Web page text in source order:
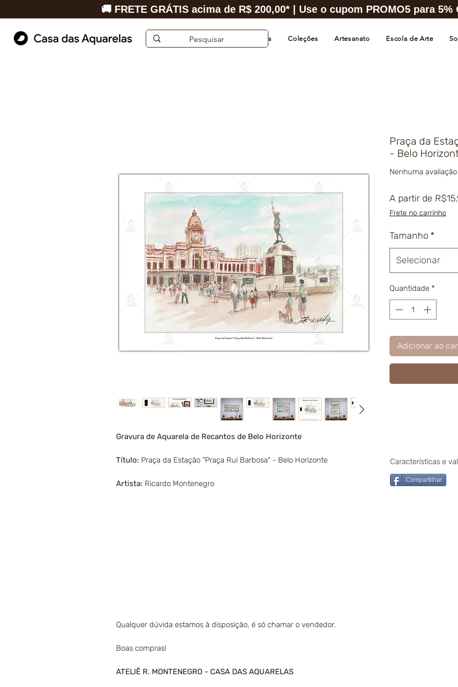
Aquarelas de Cidades Coleções Artesanato Escola de Arte
🚚 FRETE GRÁTIS acima de R$ 200,00* | Use o cupom PROMO5 para
Gravura de Aquarela de Recantos de Belo Horizonte
Título: Praça da Estação "Praça Rui Barbosa" - Belo Horizonte
Artista: Ricardo Montenegro
Qualquer dúvida estamos à disposição, é só chamar o vendedor.
Boas compras!
ATELIÊ R. MONTENEGRO - CASA DAS AQUARELAS
Praça da
- Belo
Nenhuma avaliação
A partir de
Frete no carrinho
Tamanho *
Selecionar
Quantidade *
Adicionar ao
Características e
Compartilhar